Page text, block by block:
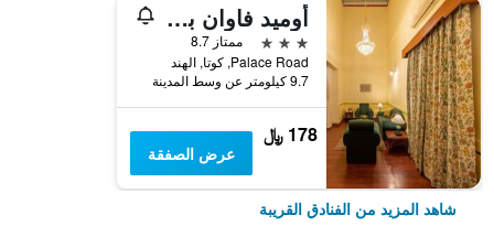
أوميد فاوان بالاس
3 نجوم
ممتاز 8.7
Palace Road, كوتا, الهند
9.7 كيلومتر عن وسط المدينة
178 ﷼
عرض الصفقة
شاهد المزيد من الفنادق القريبة